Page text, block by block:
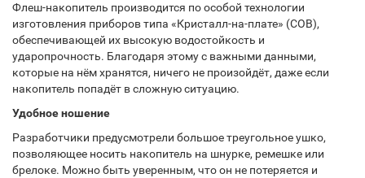
Флеш-накопитель производится по особой технологии
изготовления приборов типа «Кристалл-на-плате» (СОВ),
обеспечивающей их высокую водостойкость и
ударопрочность. Благодаря этому с важными данными,
которые на нём хранятся, ничего не произойдёт, даже если
накопитель попадёт в сложную ситуацию.
Удобное ношение
Разработчики предусмотрели большое треугольное ушко,
позволяющее носить накопитель на шнурке, ремешке или
брелоке. Можно быть уверенным, что он не потеряется и